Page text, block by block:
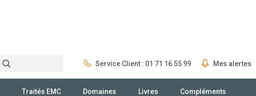
Service Client : 01 71 16 55 99 Mes alertes
Traités EMC Domaines Livres Compléments